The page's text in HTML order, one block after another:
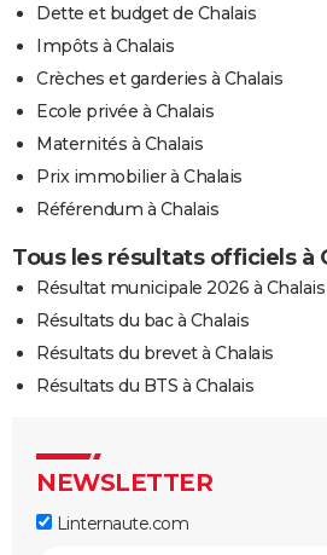
Dette et budget de Chalais
Impôts à Chalais
Crèches et garderies à Chalais
Ecole privée à Chalais
Maternités à Chalais
Prix immobilier à Chalais
Référendum à Chalais
Tous les résultats officiels à
Résultat municipale 2026 à Chalais
Résultats du bac à Chalais
Résultats du brevet à Chalais
Résultats du BTS à Chalais
NEWSLETTER
Linternaute.com